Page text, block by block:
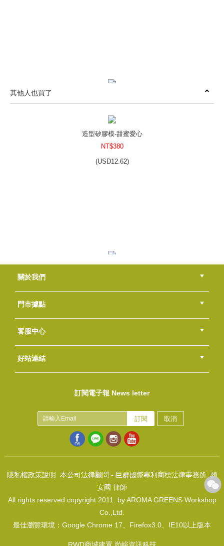
USD12.62)
( USD 12.62)
香草模子~荷香-悠閒LEISUREL Y
NT$380
其他人也買了
造型矽膠模-甜蜜愛心
NT$380
(USD12.62)
(USD11.62)
柿柿如意皂模(4穴)
關於我們
公司簡介
品牌故事
最新消息
隱私權聲明
版權聲明
門市據點
總部
北區
中區
南區
東區
海外
客服中心
會員等級
購物流程
訂單查詢
常見問題
海外訂購流程
連絡我們
下載專區
紅利點數
好站連結
訂閱電子報 News letter
訂閱 取消
隱私權政策說明 本公司法律顧問 - 巨群國際專利商標法律事務所 賴
安國 律師
All rights reserved copyright 2011. by AROMA GREENS Workshop
Co.,Ltd.
最佳瀏覽環境：Google Chrome 17、Firefox3.0、IE10以上版本